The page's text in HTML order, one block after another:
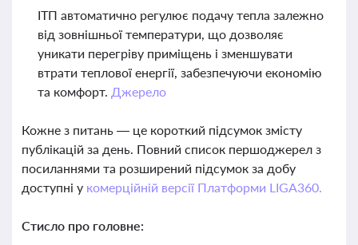
ІТП автоматично регулює подачу тепла залежно
від зовнішньої температури, що дозволяє
уникати перегріву приміщень і зменшувати
втрати теплової енергії, забезпечуючи економію
та комфорт. Джерело
Кожне з питань — це короткий підсумок змісту
публікацій за день. Повний список першоджерел з
посиланнями та розширений підсумок за добу
доступні у комерційній версії Платформи LIGA360.
Стисло про головне: